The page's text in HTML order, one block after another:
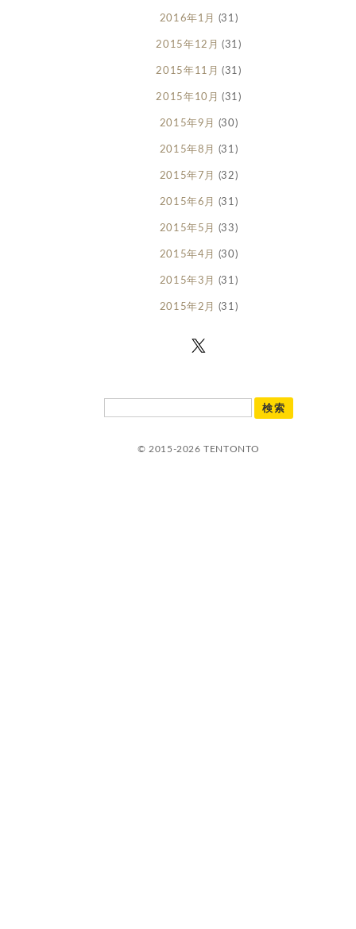
2016年1月 (31)
2015年12月 (31)
2015年11月 (31)
2015年10月 (31)
2015年9月 (30)
2015年8月 (31)
2015年7月 (32)
2015年6月 (31)
2015年5月 (33)
2015年4月 (30)
2015年3月 (31)
2015年2月 (31)
© 2015-2026 TENTONTO